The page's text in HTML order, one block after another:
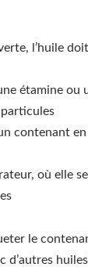
l’huile
étamine ou
contenant
où elle
le
d’autres